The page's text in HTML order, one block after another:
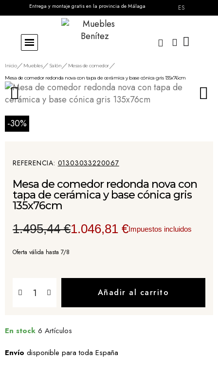
Entrega y montaje gratis en la provincia de Málaga ES
Inicio Muebles Salón
Mesas de comedor
Mesa de comedor redonda nova con tapa de cerámica y base cónica gris 135x76cm
-30%
REFERENCIA 01303033220067
Mesa de comedor redonda nova con
tapa de cerámica y base cónica gris
135x76cm
1.495,44 €1.046,81 €Impuestos incluidos
Oferta válida hasta 7/8
Añadir al carrito
En stock 6 Artículos
Envío disponible para toda España